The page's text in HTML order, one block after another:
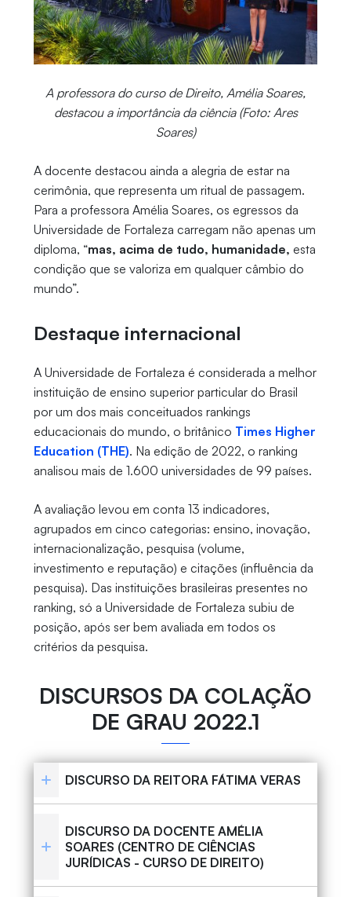
A professora do curso de Direito, Amélia Soares,
destacou a importância da ciência (Foto: Ares
Soares)
A docente destacou ainda a alegria de estar na
cerimônia, que representa um ritual de passagem.
Para a professora Amélia Soares, os egressos da
Universidade de Fortaleza carregam não apenas um
diploma, “mas, acima de tudo, humanidade, esta
condição que se valoriza em qualquer câmbio do
mundo”.
Destaque internacional
A Universidade de Fortaleza é considerada a melhor
instituição de ensino superior particular do Brasil
por um dos mais conceituados rankings
educacionais do mundo, o britânico Times Higher
Education (THE). Na edição de 2022, o ranking
analisou mais de 1.600 universidades de 99 países.
A avaliação levou em conta 13 indicadores,
agrupados em cinco categorias: ensino, inovação,
internacionalização, pesquisa (volume,
investimento e reputação) e citações (influência da
pesquisa). Das instituições brasileiras presentes no
ranking, só a Universidade de Fortaleza subiu de
posição, após ser bem avaliada em todos os
critérios da pesquisa.
DISCURSOS DA COLAÇÃO
DE GRAU 2022.1
DISCURSO DA REITORA FÁTIMA VERAS
DISCURSO DA DOCENTE AMÉLIA
SOARES (CENTRO DE CIÊNCIAS
JURÍDICAS - CURSO DE DIREITO)